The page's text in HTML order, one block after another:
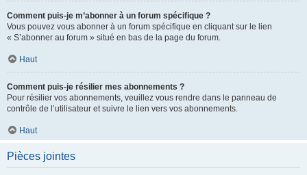
Comment puis-je m’abonner à un forum spécifique ?
Vous pouvez vous abonner à un forum spécifique en cliquant sur le lien
« S’abonner au forum » situé en bas de la page du forum.
Haut
Comment puis-je résilier mes abonnements ?
Pour résilier vos abonnements, veuillez vous rendre dans le panneau de
contrôle de l’utilisateur et suivre le lien vers vos abonnements.
Haut
Pièces jointes